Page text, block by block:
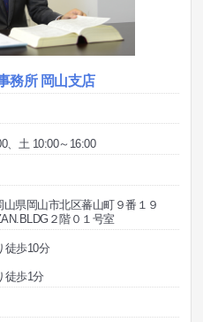
務所 岡山支店
、土 10:00～16:00
県岡山市北区蕃山町９番１９
２階０１号室
徒歩10分
徒歩1分